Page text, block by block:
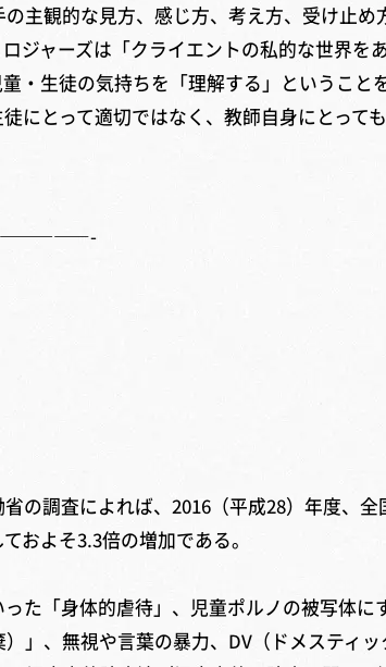
主観的な見方、感じ方、考え方、受け止め
ジャーズは「クライエントの私的な世界
・生徒の気持ちを「理解する」というこ
にとって適切ではなく、教師自身にとっ
の調査によれば、2016（平成28）年度、
およそ3.3倍の増加である。
た「身体的虐待」、児童ポルノの被写体
」、無視や言葉の暴力、DV（ドメスティ